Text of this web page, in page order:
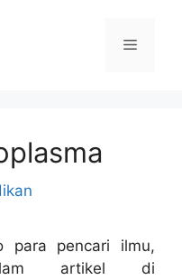
Menu
para pencari ilmu,
artikel di